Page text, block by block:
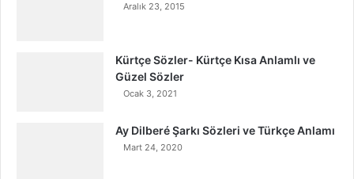
Aralık 23, 2015
Kürtçe Sözler- Kürtçe Kısa Anlamlı ve
Güzel Sözler
Ocak 3, 2021
Ay Dilberé Şarkı Sözleri ve Türkçe Anlamı
Mart 24, 2020